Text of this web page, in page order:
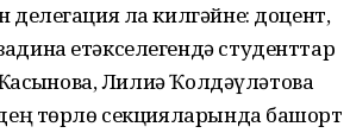
ла килгәйне: доцент,
етәкселегендә студенттар
Лилиә Ҡолдәүләтова
төрлө секцияларында башҡорт